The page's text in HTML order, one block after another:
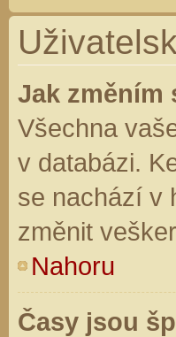
Jak změním
Všechna
v databázi.
se nachází v
změnit
Nahoru
Časy jsou